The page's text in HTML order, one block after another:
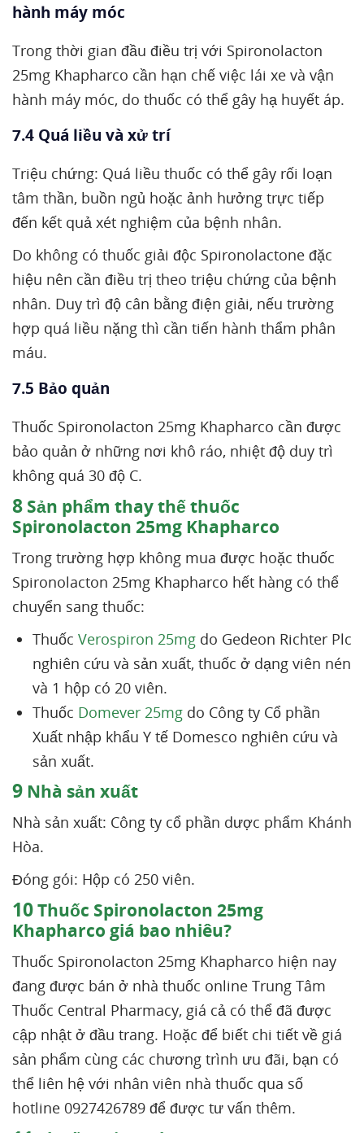
hành máy móc
Trong thời gian đầu điều trị với Spironolacton
25mg Khapharco cần hạn chế việc lái xe và vận
hành máy móc, do thuốc có thể gây hạ huyết áp.
7.4 Quá liều và xử trí
Triệu chứng: Quá liều thuốc có thể gây rối loạn
tâm thần, buồn ngủ hoặc ảnh hưởng trực tiếp
đến kết quả xét nghiệm của bệnh nhân.
Do không có thuốc giải độc Spironolactone đặc
hiệu nên cần điều trị theo triệu chứng của bệnh
nhân. Duy trì độ cân bằng điện giải, nếu trường
hợp quá liều nặng thì cần tiến hành thẩm phân
máu.
7.5 Bảo quản
Thuốc Spironolacton 25mg Khapharco cần được
bảo quản ở những nơi khô ráo, nhiệt độ duy trì
không quá 30 độ C.
8 Sản phẩm thay thế thuốc
Spironolacton 25mg Khapharco
Trong trường hợp không mua được hoặc thuốc
Spironolacton 25mg Khapharco hết hàng có thể
chuyển sang thuốc:
Thuốc Verospiron 25mg do Gedeon Richter Plc
nghiên cứu và sản xuất, thuốc ở dạng viên nén
và 1 hộp có 20 viên.
Thuốc Domever 25mg do Công ty Cổ phần
Xuất nhập khẩu Y tế Domesco nghiên cứu và
sản xuất.
9 Nhà sản xuất
Nhà sản xuất: Công ty cổ phần dược phẩm Khánh
Hòa.
Đóng gói: Hộp có 250 viên.
10Thuốc Spironolacton 25mg
Khapharco giá bao nhiêu?
Thuốc Spironolacton 25mg Khapharco hiện nay
đang được bán ở nhà thuốc online Trung Tâm
Thuốc Central Pharmacy, giá cả có thể đã được
cập nhật ở đầu trang. Hoặc để biết chi tiết về giá
sản phẩm cùng các chương trình ưu đãi, bạn có
thể liên hệ với nhân viên nhà thuốc qua số
hotline 0927426789 để được tư vấn thêm.